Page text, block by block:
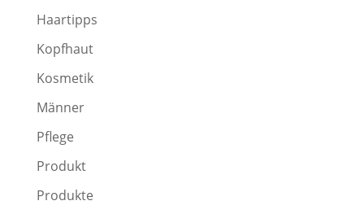
Haartipps
Kopfhaut
Kosmetik
Männer
Pflege
Produkt
Produkte